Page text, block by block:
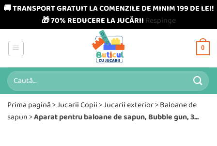
🚚 TRANSPORT GRATUIT LA COMENZILE DE MINIM 199 DE LEI!
🎁 70% REDUCERE LA JUCĂRII Respinge
content
0
Caută
după:
Prima pagină>Jucarii Copii>Jucarii exterior>Baloane de
sapun>Aparat pentru baloane de sapun, Bubble gun, 3...